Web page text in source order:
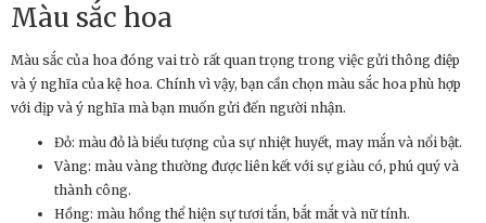
Màu sắc hoa
Màu sắc của hoa đóng vai trò rất quan trọng trong việc gửi thông điệp
và ý nghĩa của kệ hoa. Chính vì vậy, bạn cần chọn màu sắc hoa phù hợp
với dịp và ý nghĩa mà bạn muốn gửi đến người nhận.
Đỏ: màu đỏ là biểu tượng của sự nhiệt huyết, may mắn và nổi bật.
Vàng: màu vàng thường được liên kết với sự giàu có, phú quý và
thành công.
Hồng: màu hồng thể hiện sự tươi tắn, bắt mắt và nữ tính.